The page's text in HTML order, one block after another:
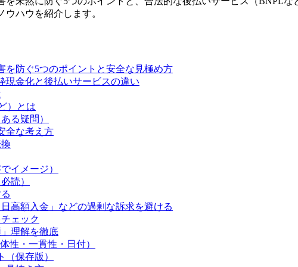
ハウを紹介します。
を防ぐ5つのポイントと安全な見極め方
現金化と後払いサービスの違い
）とは
る疑問）
全な考え方
イメージ）
読）
高額入金」などの過剰な訴求を避ける
ェック
理解を徹底
性・一貫性・日付）
保存版）